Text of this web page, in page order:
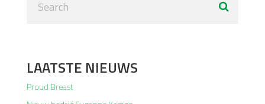
LAATSTE NIEUWS
Proud Breast